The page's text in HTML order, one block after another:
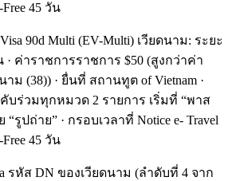
Free 45 วัน
90d Multi (EV-Multi) เวียดนาม: ระยะ
ค่าราชการราชการ $50 (สูงกว่าค่า
ม (38)) · ยื่นที่ สถานทูต of Vietnam ·
คับร่วมทุกหมวด 2 รายการ เริ่มที่ “พาส
รูปถ่าย” · กรอบเวลาที่ Notice e- Travel
Free 45 วัน
รหัส DN ของเวียดนาม (ลำดับที่ 4 จาก